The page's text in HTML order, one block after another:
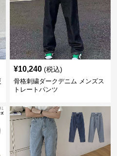
¥10,240 (税込)
骨格刺繍ダークデニム メンズス
トレートパンツ